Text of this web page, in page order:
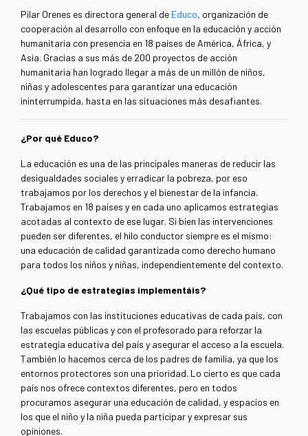
Pilar Orenes es directora general de Educo, organización de
cooperación al desarrollo con enfoque en la educación y acción
humanitaria con presencia en 18 países de América, África, y
Asia. Gracias a sus más de 200 proyectos de acción
humanitaria han logrado llegar a más de un millón de niños,
niñas y adolescentes para garantizar una educación
ininterrumpida, hasta en las situaciones más desafiantes.
¿Por qué Educo?
La educación es una de las principales maneras de reducir las
desigualdades sociales y erradicar la pobreza, por eso
trabajamos por los derechos y el bienestar de la infancia.
Trabajamos en 18 países y en cada uno aplicamos estrategias
acotadas al contexto de ese lugar. Si bien las intervenciones
pueden ser diferentes, el hilo conductor siempre es el mismo:
una educación de calidad garantizada como derecho humano
para todos los niños y niñas, independientemente del contexto.
¿Qué tipo de estrategias implementáis?
Trabajamos con las instituciones educativas de cada país, con
las escuelas públicas y con el profesorado para reforzar la
estrategia educativa del país y asegurar el acceso a la escuela.
También lo hacemos cerca de los padres de familia, ya que los
entornos protectores son una prioridad. Lo cierto es que cada
país nos ofrece contextos diferentes, pero en todos
procuramos asegurar una educación de calidad, y espacios en
los que el niño y la niña pueda participar y expresar sus
opiniones.